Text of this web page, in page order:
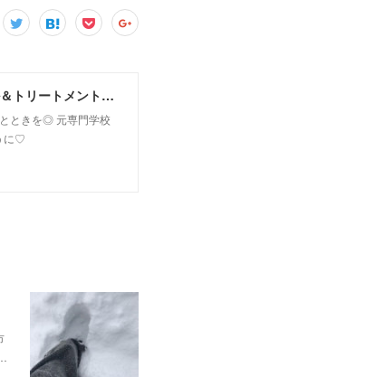
MoonLeaf sapporo / 札幌市東区の100種類以上の香りが楽しめるアロマスクール＆トリートメントサロン
ときを◎ 元専門学校
に♡